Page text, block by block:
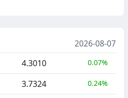
2026-08-07
4.3010 0.07%
3.7324 0.24%